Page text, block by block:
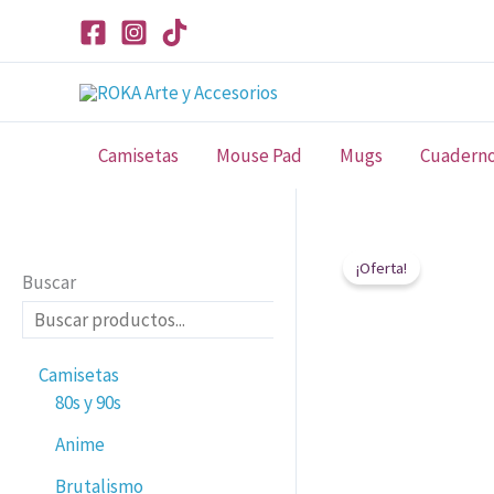
Camisetas Mouse Pad Mugs
Buscar
Camisetas
80s y 90s
Anime
Brutalismo
¡Oferta!